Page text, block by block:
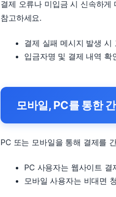
결제 오류나 미입금 시 신속하
참고하세요.
결제 실패 메시지 발생 시
입금자명 및 결제 내역 확
모바일, PC를 통한
PC 또는 모바일을 통해 결제를
PC 사용자는 웹사이트
모바일 사용자는 비대면